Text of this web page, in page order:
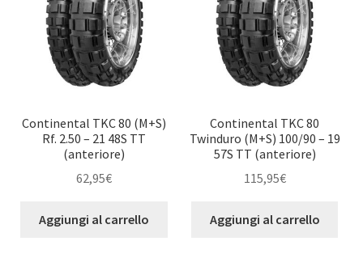
Continental TKC 80 (M+S)
Rf. 2.50 – 21 48S TT
(anteriore)
62,95€
Aggiungi al carrello
Continental TKC 80
Twinduro (M+S) 100/90 – 19
57S TT (anteriore)
115,95€
Aggiungi al carrello